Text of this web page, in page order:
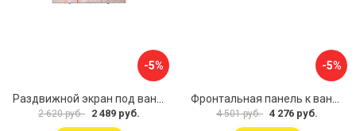
-5%
2 620 руб. 2 489 руб.
-5%
4 501 руб. 4 276 руб.